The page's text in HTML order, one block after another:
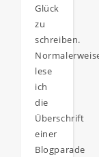
Glück
zu
schreiben.
lese
ich
die
Überschrift
einer
Blogparade